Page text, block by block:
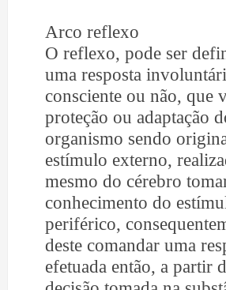
Arco reflexo
O reflexo, pode ser
uma resposta
consciente ou não, que
proteção ou adaptação
organismo sendo
estímulo externo,
mesmo do cérebro
conhecimento do
periférico,
deste comandar uma
efetuada então, a partir